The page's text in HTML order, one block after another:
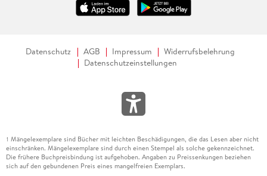
Datenschutz AGB Impressum
Widerrufsbelehrung
Datenschutzeinstellungen
1 Mängelexemplare sind Bücher mit leichten Beschädigungen, die das Lesen aber nicht
einschränken. Mängelexemplare sind durch einen Stempel als solche gekennzeichnet.
Die frühere Buchpreisbindung ist aufgehoben. Angaben zu Preissenkungen beziehen
sich auf den gebundenen Preis eines mangelfreien Exemplars.